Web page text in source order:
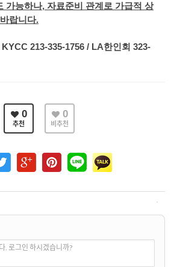
가능하나, 자료준비 관계로 가급적 상
랍니다.
213-335-1756 / LA한인회 323-
0
추천
0
비추천
. 로그인 하시겠습니까?